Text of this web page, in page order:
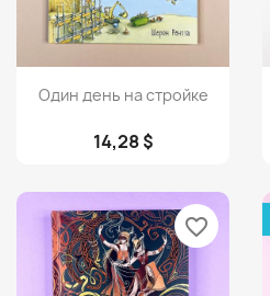
Просмотр
Один день на стройке
14,28 $
favorite_border